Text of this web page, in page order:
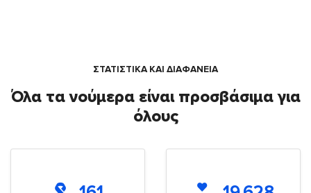
ΣΤΑΤΙΣΤΙΚΑ ΚΑΙ ΔΙΑΦΑΝΕΙΑ
Όλα τα νούμερα είναι προσβάσιμα για
όλους